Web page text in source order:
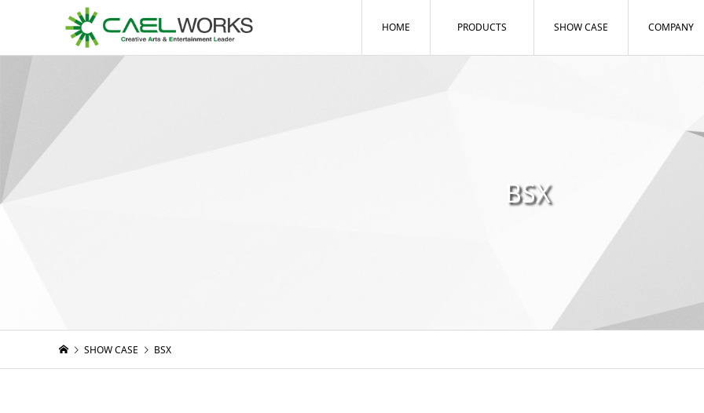
HOME PRODUCTS SHOW CASE COMPANY
BSX
SHOW CASE BSX